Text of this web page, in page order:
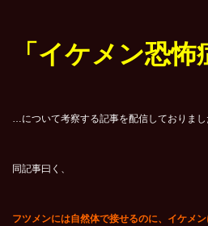
「イケメン恐怖
…について考察する記事を配信しておりまし
同記事曰く、
フツメンには自然体で接せるのに、イケメ